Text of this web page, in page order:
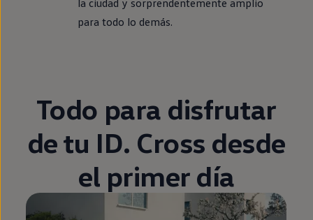
la ciudad y sorprendentemente amplio
para todo lo demás.
Todo para disfrutar
de tu ID. Cross desde
el primer día